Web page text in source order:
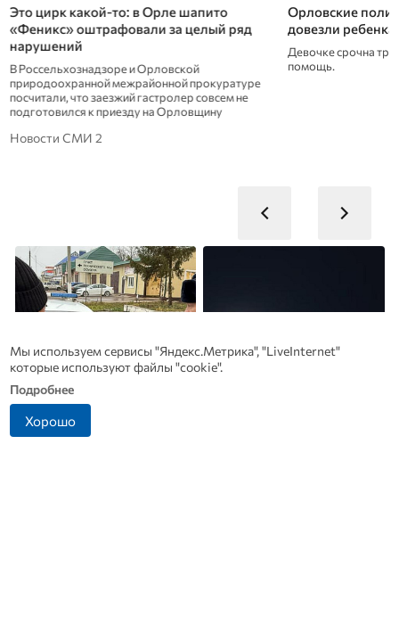
Это цирк какой-то: в Орле шапито
«Феникс» оштрафовали за целый ряд
нарушений
В Россельхознадзоре и Орловской
природоохранной межрайонной прокуратуре
посчитали, что заезжий гастролер совсем не
подготовился к приезду на Орловщину
Орловские
довезли
Девочке срочна
помощь.
Новости СМИ 2
Мы используем сервисы "Яндекс.Метрика", "LiveInternet"
которые используют файлы "cookie".
Подробнее
Хорошо